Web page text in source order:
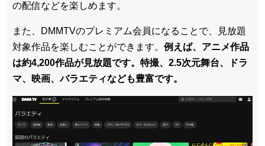
の配信などを楽しめます。
また、DMMTVのプレミアム会員になることで、見放題
対象作品を楽しむことができます。 例えば、アニメ作品
は約4,200作品が見放題です。特撮、2.5次元舞台、ドラ
マ、映画、バラエティなども豊富です。